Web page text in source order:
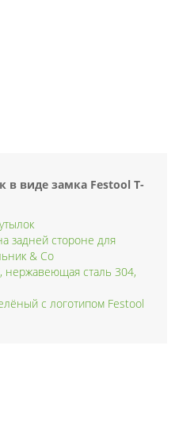
виде замка Festool T-
задней стороне для
& Co
нержавеющая сталь 304,
с логотипом Festool